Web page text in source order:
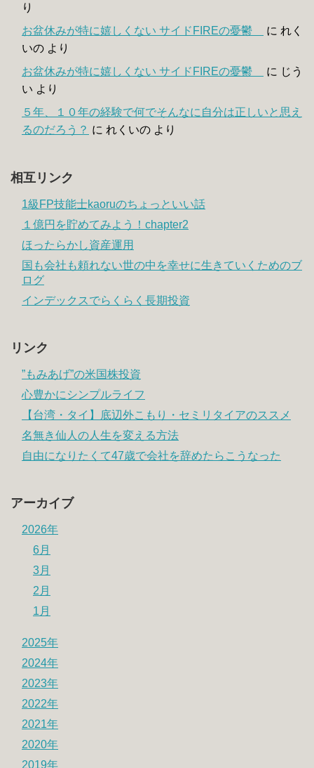
り
お盆休みが特に嬉しくない サイドFIREの憂鬱
に れく
いの より
お盆休みが特に嬉しくない サイドFIREの憂鬱
に じう
い より
５年、１０年の経験で何でそんなに自分は正しいと思え
るのだろう？ に れくいの より
相互リンク
1級FP技能士kaoruのちょっといい話
１億円を貯めてみよう！chapter2
ほったらかし資産運用
国も会社も頼れない世の中を幸せに生きていくためのブ
ログ
インデックスでらくらく長期投資
リンク
”もみあげ”の米国株投資
心豊かにシンプルライフ
【台湾・タイ】底辺外こもり・セミリタイアのススメ
名無き仙人の人生を変える方法
自由になりたくて47歳で会社を辞めたらこうなった
アーカイブ
2026年
6月
3月
2月
1月
2025年
2024年
2023年
2022年
2021年
2020年
2019年